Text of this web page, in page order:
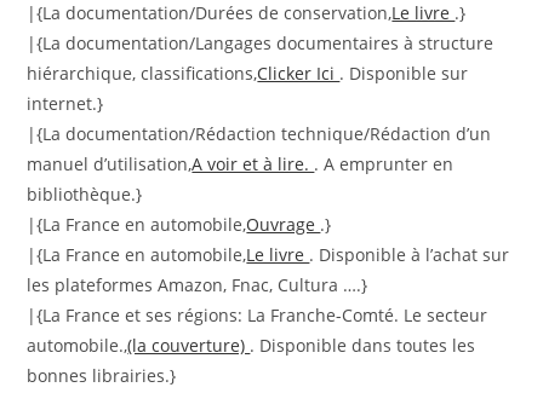
|{La documentation/Durées de conservation,Le livre .}
|{La documentation/Langages documentaires à structure
hiérarchique, classifications,Clicker Ici . Disponible sur
internet.}
|{La documentation/Rédaction technique/Rédaction d’un
manuel d’utilisation,A voir et à lire. . A emprunter en
bibliothèque.}
|{La France en automobile,Ouvrage .}
|{La France en automobile,Le livre . Disponible à l’achat sur
les plateformes Amazon, Fnac, Cultura ….}
|{La France et ses régions: La Franche-Comté. Le secteur
automobile.,(la couverture) . Disponible dans toutes les
bonnes librairies.}